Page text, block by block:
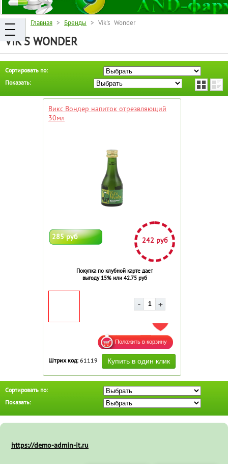
Главная > Бренды > Vik's Wonder
VIK'S WONDER
Сортировать по:
Показать:
Викс Вондер напиток отрезвляющий
30мл
285 руб 242 руб
Покупка по клубной карте дает
выгоду 15% или 42.75 руб
ДОБАВИТЬ В ИЗБРАННОЕ
Штрих код: 61119
Сортировать по:
Показать:
https://demo-admin-it.ru